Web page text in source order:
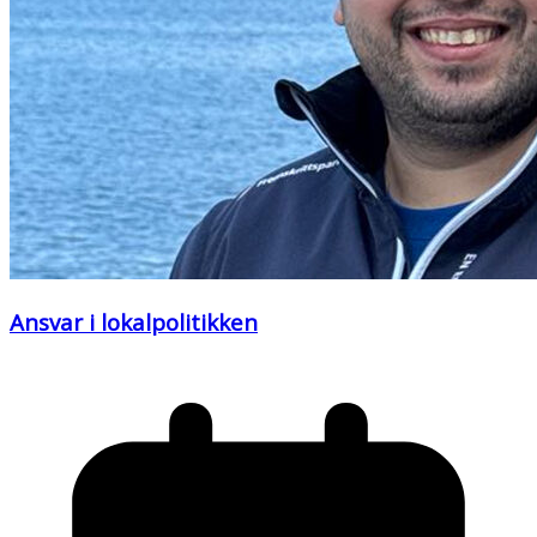
Ansvar i lokalpolitikken